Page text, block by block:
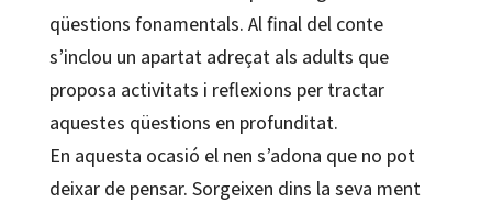
qüestions fonamentals. Al final del conte
s’inclou un apartat adreçat als adults que
proposa activitats i reflexions per tractar
aquestes qüestions en profunditat.
En aquesta ocasió el nen s’adona que no pot
deixar de pensar. Sorgeixen dins la seva ment